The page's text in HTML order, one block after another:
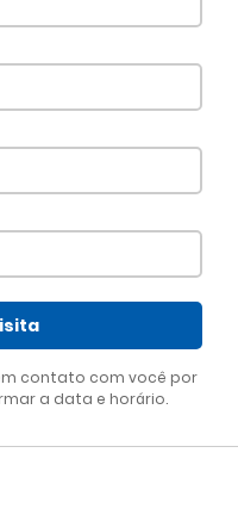
contato com você por
a data e horário.